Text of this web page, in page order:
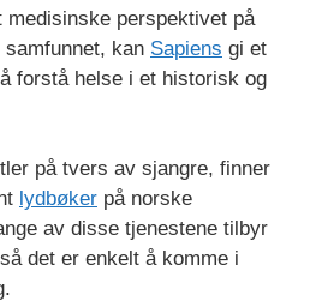
medisinske perspektivet på
samfunnet, kan Sapiens gi et
forstå helse i et historisk og
på tvers av sjangre, finner
lydbøker på norske
av disse tjenestene tilbyr
det er enkelt å komme i